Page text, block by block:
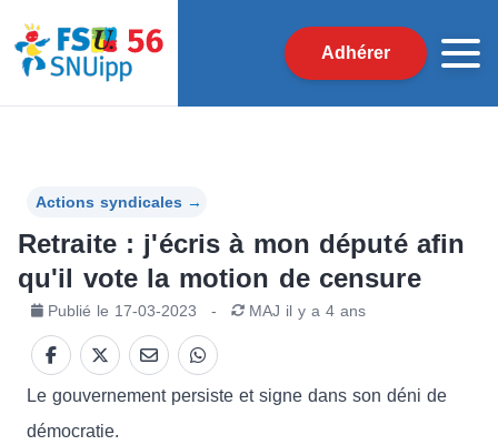
Adhérer
Actions syndicales →
Retraite : j'écris à mon député afin
qu'il vote la motion de censure
Publié le 17-03-2023 - MAJ il y a 4 ans
Le gouvernement persiste et signe dans son déni de
démocratie.